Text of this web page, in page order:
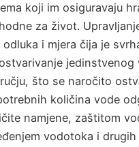
koji im osiguravaju
za život.
i mjera čija je
jedinstvenog
što se naročito
količina vode
namjene, zaštitom
vodotoka i